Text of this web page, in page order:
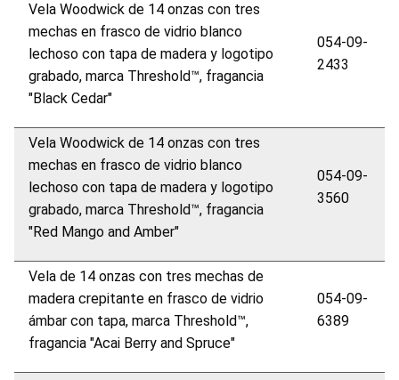
Vela Woodwick de 14 onzas con tres
mechas en frasco de vidrio blanco
lechoso con tapa de madera y logotipo
grabado, marca Threshold™, fragancia
"Black Cedar"
054-09-
2433
Vela Woodwick de 14 onzas con tres
mechas en frasco de vidrio blanco
lechoso con tapa de madera y logotipo
grabado, marca Threshold™, fragancia
"Red Mango and Amber"
054-09-
3560
Vela de 14 onzas con tres mechas de
madera crepitante en frasco de vidrio
ámbar con tapa, marca Threshold™,
fragancia "Acai Berry and Spruce"
054-09-
6389